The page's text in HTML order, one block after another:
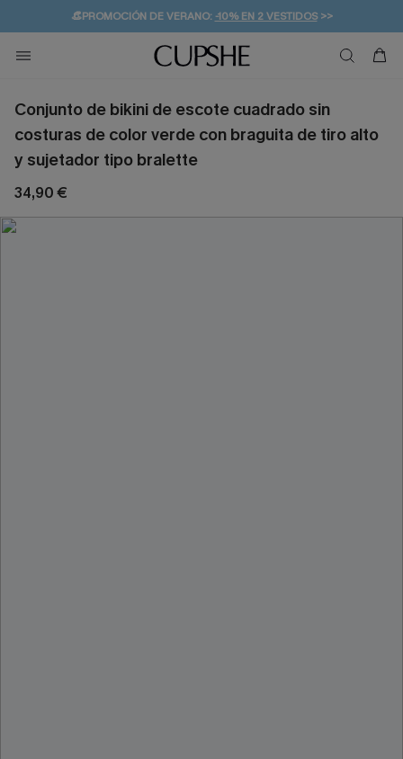
👒PROMOCIÓN DE VERANO:-10% EN 2 VESTIDOS>>
💌¡SUSCRIBIRSE & GANAR -10% EXTRA!
🚚ENVÍO GRATUITO A PARTIR DE 49 € >>
Conjunto de bikini de escote cuadrado sin
costuras de color verde con braguita de tiro alto
y sujetador tipo bralette
34,90 €